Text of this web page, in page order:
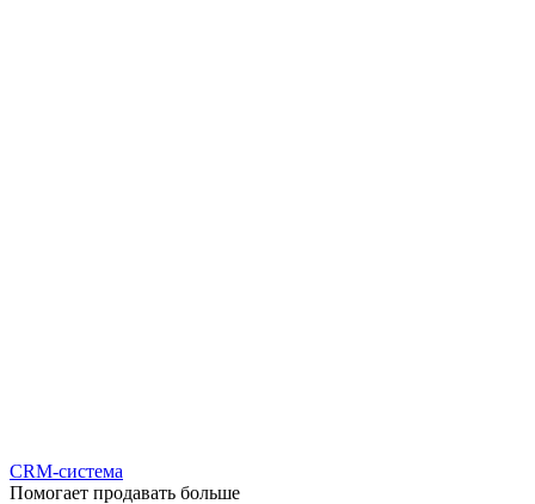
CRM-система
Помогает продавать больше